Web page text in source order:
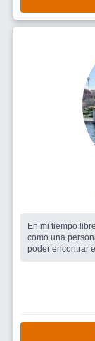
En mi tiempo
como una
poder encontrar
Una